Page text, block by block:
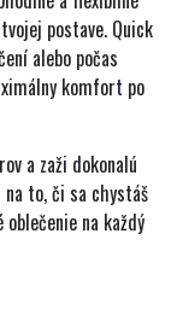
postave. Quick
alebo počas
komfort po
a zaži dokonalú
na to, či sa chystáš
na každý